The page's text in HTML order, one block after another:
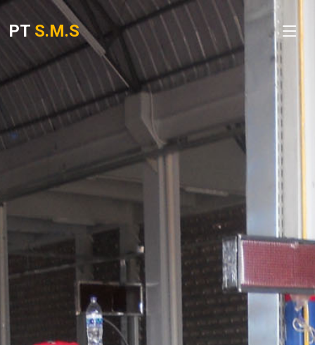
PT S.M.S